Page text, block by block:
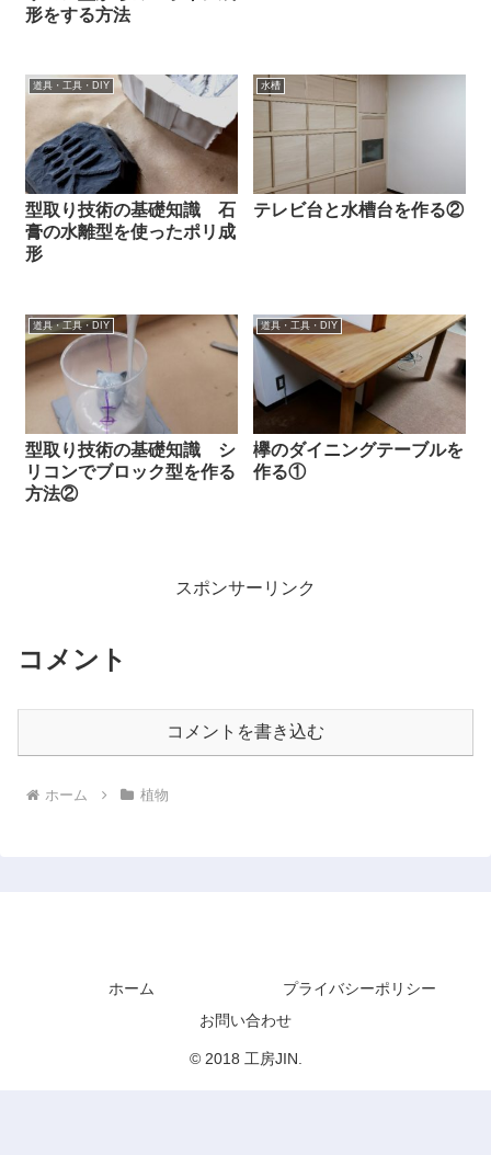
形をする方法
道具・工具・DIY
型取り技術の基礎知識 石
膏の水離型を使ったポリ成
形
水槽
テレビ台と水槽台を作る②
道具・工具・DIY
型取り技術の基礎知識 シ
リコンでブロック型を作る
方法②
道具・工具・DIY
欅のダイニングテーブルを
作る①
スポンサーリンク
コメント
コメントを書き込む
ホーム 植物
ホーム
プライバシーポリシー
お問い合わせ
© 2018 工房JIN.